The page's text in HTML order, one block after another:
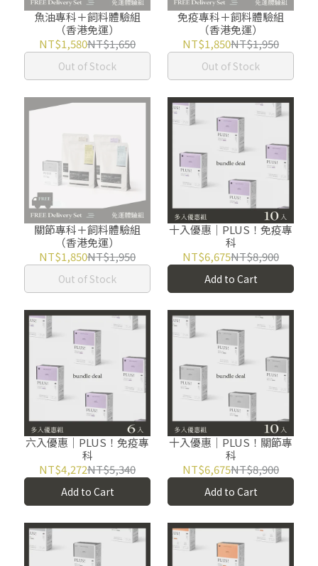
魚油專科＋飼料體驗組
（香港免運）
NT$1,580NT$1,650
Out of Stock
免疫專科＋飼料體驗組
（香港免運）
NT$1,850NT$1,950
Out of Stock
關節專科＋飼料體驗組
（香港免運）
NT$1,850NT$1,950
Out of Stock
十入優惠｜PLUS！免疫專
科
NT$6,675NT$8,900
Add to Cart
六入優惠｜PLUS！免疫專
科
NT$4,272NT$5,340
Add to Cart
十入優惠｜PLUS！關節專
科
NT$6,675NT$8,900
Add to Cart